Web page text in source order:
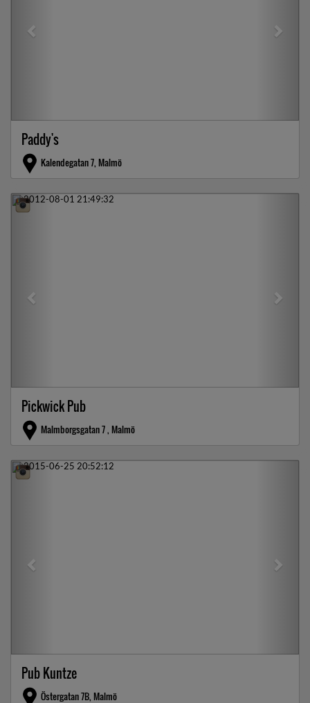
Paddy's
Kalendegatan 7, Malmö
Previous
Pickwick Pub
Malmborgsgatan 7 , Malmö
Previous
Pub Kuntze
Östergatan 7B, Malmö